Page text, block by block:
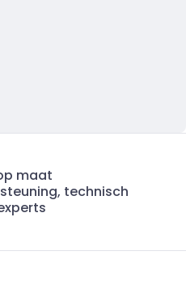
maat
technisch